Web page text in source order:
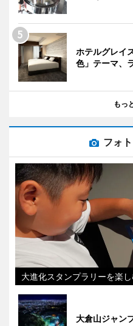
ホテルグレイ
色」テーマ、
もっ
フォ
大進化スタンプラリーを楽
大倉山ジャン